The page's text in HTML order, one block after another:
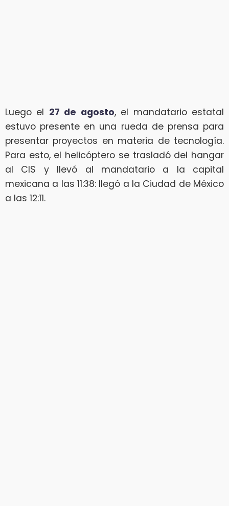
Luego el 27 de agosto, el mandatario estatal
estuvo presente en una rueda de prensa para
presentar proyectos en materia de tecnología.
Para esto, el helicóptero se trasladó del hangar
al CIS y llevó al mandatario a la capital
mexicana a las 11:38: llegó a la Ciudad de México
a las 12:11.